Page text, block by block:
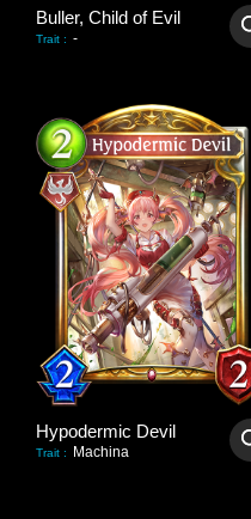
Buller, Child of Evil
Trait : -
Hypodermic Devil
Trait : Machina